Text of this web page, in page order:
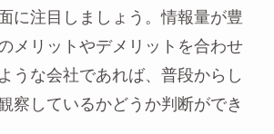
に注目しましょう。情報量が豊
メリットやデメリットを合わせ
うな会社であれば、普段からし
察しているかどうか判断ができ